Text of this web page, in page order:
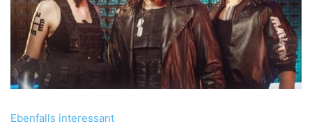
Ebenfalls interessant